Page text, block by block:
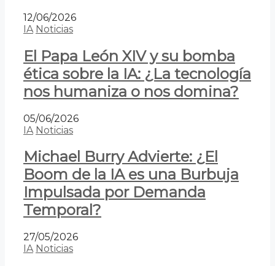
12/06/2026
IA Noticias
El Papa León XIV y su bomba
ética sobre la IA: ¿La tecnología
nos humaniza o nos domina?
05/06/2026
IA Noticias
Michael Burry Advierte: ¿El
Boom de la IA es una Burbuja
Impulsada por Demanda
Temporal?
27/05/2026
IA Noticias